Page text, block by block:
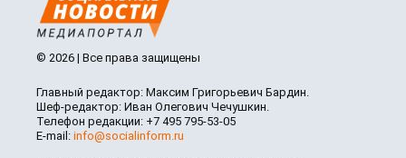
© 2026 | Все права защищены
Главный редактор: Максим Григорьевич Бардин.
Шеф-редактор: Иван Олегович Чечушкин.
Телефон редакции: +7 495 795-53-05
E-mail: info@socialinform.ru